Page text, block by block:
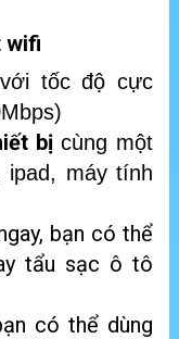
wifi
tốc độ cực
bịcùng một
ipad, máy tính
bạn có thể
tẩu sạc ô tô
có thể dùng